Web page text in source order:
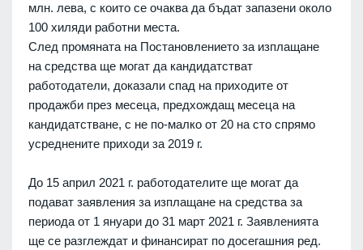
млн. лева, с които се очаква да бъдат запазени около
100 хиляди работни места.
След промяната на Постановлението за изплащане
на средства ще могат да кандидатстват
работодатели, доказали спад на приходите от
продажби през месеца, предхождащ месеца на
кандидатстване, с не по-малко от 20 на сто спрямо
усреднените приходи за 2019 г.
До 15 април 2021 г. работодателите ще могат да
подават заявления за изплащане на средства за
периода от 1 януари до 31 март 2021 г. Заявленията
ще се разглеждат и финансират по досегашния ред.